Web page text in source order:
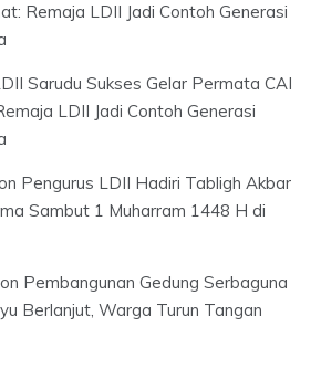
Remaja LDII Jadi Contoh Generasi
Sarudu Sukses Gelar Permata CAI
LDII Jadi Contoh Generasi
Pengurus LDII Hadiri Tabligh Akbar
Sambut 1 Muharram 1448 H di
on Pembangunan Gedung Serbaguna
Berlanjut, Warga Turun Tangan